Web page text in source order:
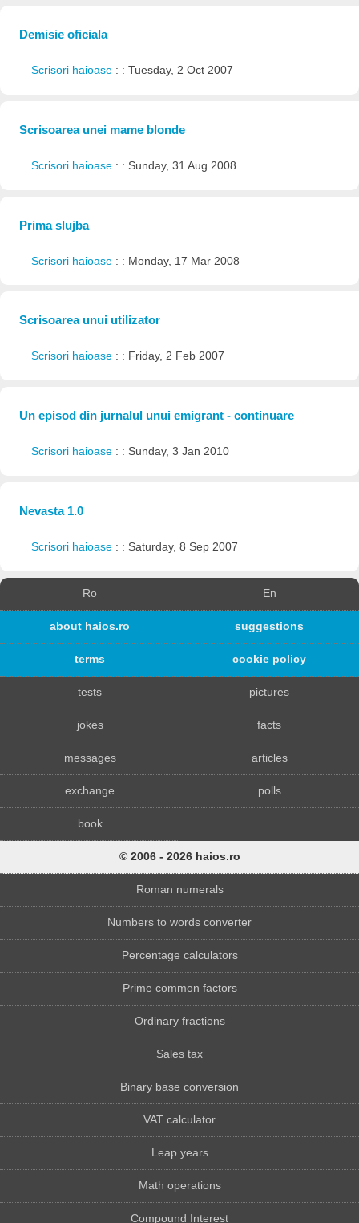
Demisie oficiala
Scrisori haioase : : Tuesday, 2 Oct 2007
Scrisoarea unei mame blonde
Scrisori haioase : : Sunday, 31 Aug 2008
Prima slujba
Scrisori haioase : : Monday, 17 Mar 2008
Scrisoarea unui utilizator
Scrisori haioase : : Friday, 2 Feb 2007
Un episod din jurnalul unui emigrant - continuare
Scrisori haioase : : Sunday, 3 Jan 2010
Nevasta 1.0
Scrisori haioase : : Saturday, 8 Sep 2007
Ro En
about haios.ro suggestions
terms cookie policy
tests pictures
jokes facts
messages articles
exchange polls
book
© 2006 - 2026 haios.ro
Roman numerals
Numbers to words converter
Percentage calculators
Prime common factors
Ordinary fractions
Sales tax
Binary base conversion
VAT calculator
Leap years
Math operations
Compound Interest